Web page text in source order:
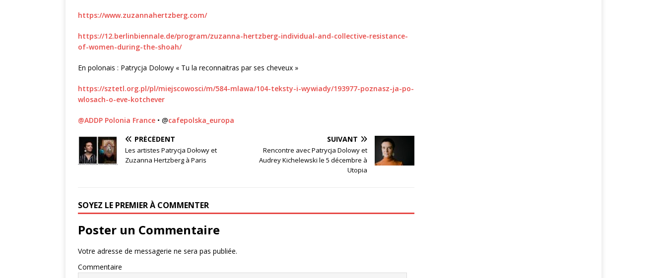
https://www.zuzannahertzberg.com/
https://12.berlinbiennale.de/program/zuzanna-hertzberg-individual-and-collective-resistance-
of-women-during-the-shoah/
En polonais : Patrycja Dolowy « Tu la reconnaitras par ses cheveux »
https://sztetl.org.pl/pl/miejscowosci/m/584-mlawa/104-teksty-i-wywiady/193977-poznasz-ja-po-
wlosach-o-eve-kotchever
@ADDP Polonia France • @cafepolska_europa
PRÉCÉDENT
Les artistes Patrycja Dołowy et
Zuzanna Hertzberg à Paris
SUIVANT
Rencontre avec Patrycja Dolowy et
Audrey Kichelewski le 5 décembre à
Utopia
SOYEZ LE PREMIER À COMMENTER
Poster un Commentaire
Votre adresse de messagerie ne sera pas publiée.
Commentaire